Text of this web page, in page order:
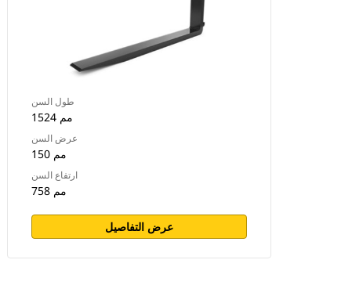
طول السن
1524 مم
عرض السن
150 مم
ارتفاع السن
758 مم
عرض التفاصيل